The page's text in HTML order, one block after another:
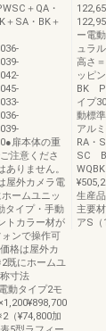
＋QA・
＋SA・BK＋
扉本体の重
注意くださ
りません。
屋外カメラ電
ームユニッ
タイプ・手動
トカラー材が
ンで操作可
格は屋外カ
既にホームユ
寸法
動タイプ2モ
（¥74,800加
ー電
ュラ
高さ
ッ
BK
イプ
動標
アル
RA
SC
生産
主要
アS（